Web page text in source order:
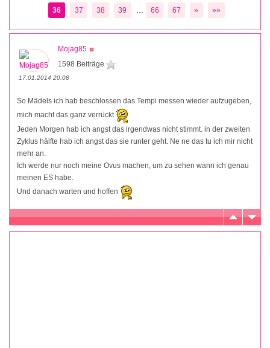
36 37 38 39 66 67 » »»
Mojag85
1598 Beiträge
17.01.2014 20:08
So Mädels ich hab beschlossen das Tempi messen wieder aufzugeben,
mich macht das ganz verrückt
Jeden Morgen hab ich angst das irgendwas nicht stimmt. in der zweiten
Zyklus hälfte hab ich angst das sie runter geht. Ne ne das tu ich mir nicht
mehr an.
Ich werde nur noch meine Ovus machen, um zu sehen wann ich genau
meinen ES habe.
Und danach warten und hoffen